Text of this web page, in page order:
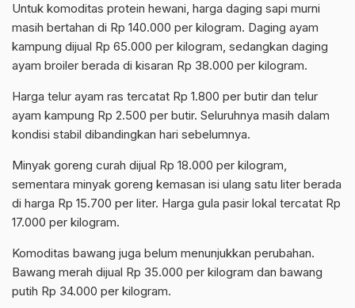
Untuk komoditas protein hewani, harga daging sapi murni
masih bertahan di Rp 140.000 per kilogram. Daging ayam
kampung dijual Rp 65.000 per kilogram, sedangkan daging
ayam broiler berada di kisaran Rp 38.000 per kilogram.
Harga telur ayam ras tercatat Rp 1.800 per butir dan telur
ayam kampung Rp 2.500 per butir. Seluruhnya masih dalam
kondisi stabil dibandingkan hari sebelumnya.
Minyak goreng curah dijual Rp 18.000 per kilogram,
sementara minyak goreng kemasan isi ulang satu liter berada
di harga Rp 15.700 per liter. Harga gula pasir lokal tercatat Rp
17.000 per kilogram.
Komoditas bawang juga belum menunjukkan perubahan.
Bawang merah dijual Rp 35.000 per kilogram dan bawang
putih Rp 34.000 per kilogram.